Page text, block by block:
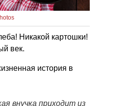
Никакой картошки!
век.
история в
внучка приходит из